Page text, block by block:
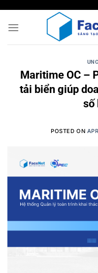
content
Maritime OC –
tải biển giúp
số
POSTED ON